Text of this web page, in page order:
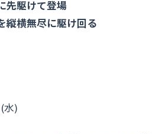
先駆けて登場
縦横無尽に駆け回る
水)